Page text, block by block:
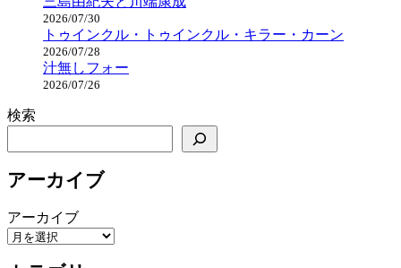
2026/07/30
トゥインクル・トゥインクル・キラー・カーン
2026/07/28
汁無しフォー
2026/07/26
検索
アーカイブ
アーカイブ